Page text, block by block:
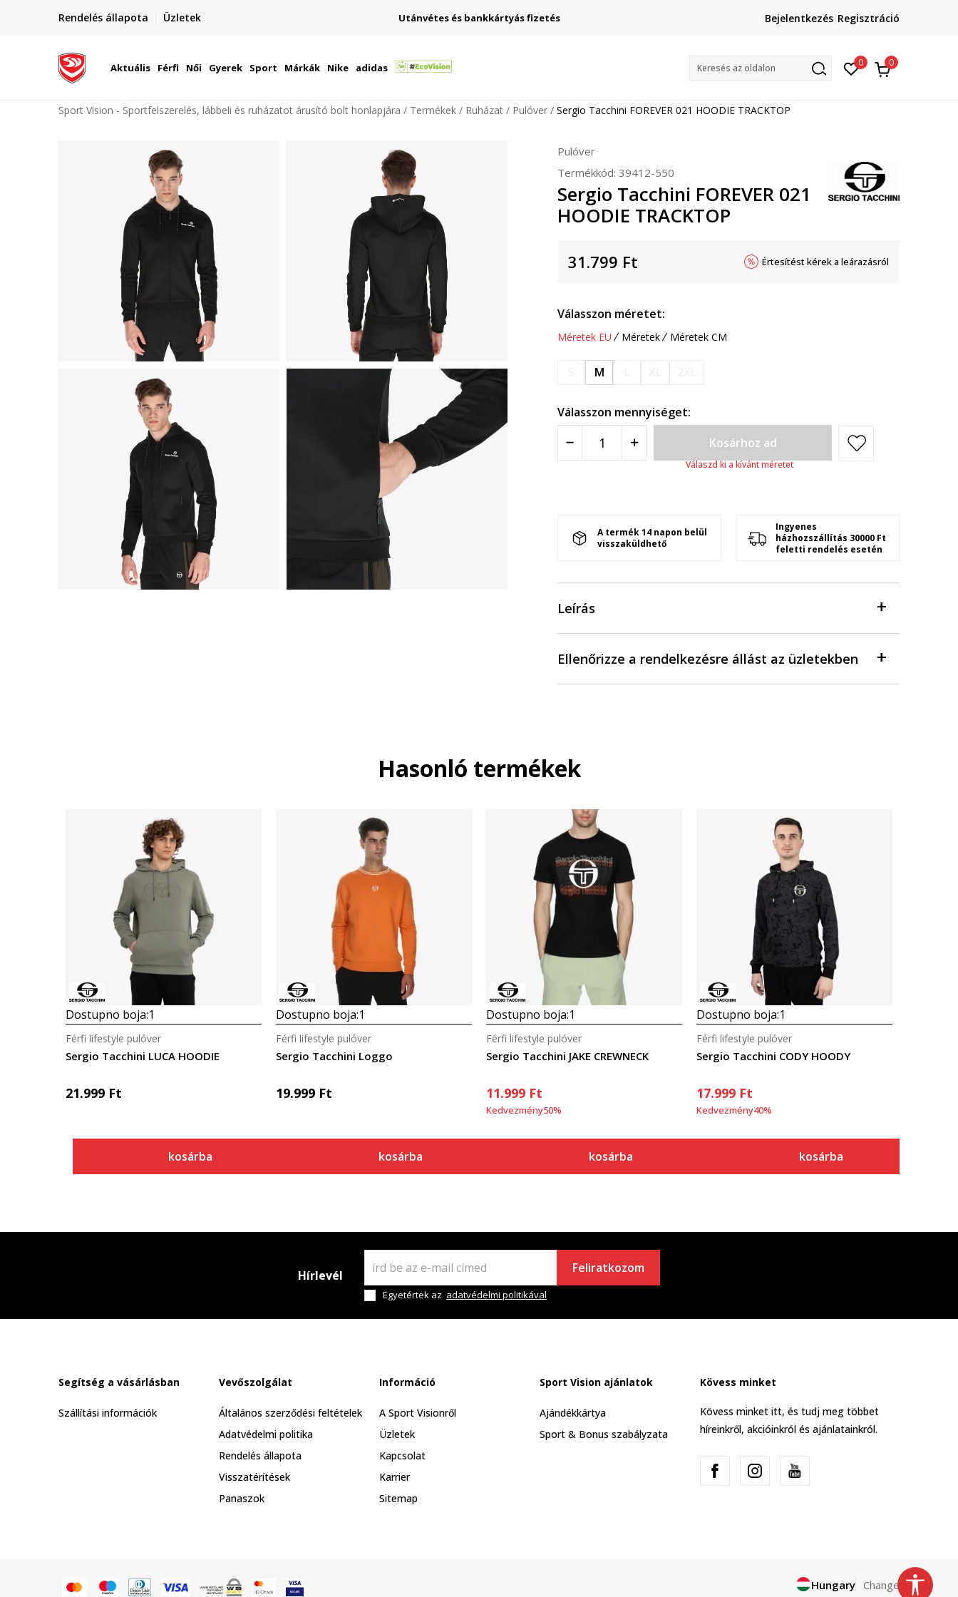
Rendelés állapota Üzletek
Szállítás Magyarország területén Utánvétes és bankkártyás fizetés
Lépj velünk kapcsolatba
online@sport-vision.huBejelentkezés Regisztráció
Aktuális Férfi Női Gyerek Sport Márkák Nike adidas Keresés az oldalon 0 0
Sport Vision - Sportfelszerelés, lábbeli és ruházatot árusító bolt honlapjára Termékek Ruházat Pulóver Sergio Tacchini FOREVER 021 HOODIE TRACKTOP
Pulóver
Termékkód: 39412-550
Sergio Tacchini FOREVER 021
HOODIE TRACKTOP
31.799 Ft Értesítést kérek a leárazásról
Válasszon méretet:
Méretek EU Méretek Méretek CM
M
Válasszon mennyiséget:
Kosárhoz ad
Válaszd ki a kívánt méretet
A termék 14 napon belül
visszaküldhető
Ingyenes
házhozszállítás 30000 Ft
feletti rendelés esetén
Leírás
Ellenőrizze a rendelkezésre állást az üzletekben
Hasonló termékek
Dostupno boja:1
Sergio Tacchini LUCA HOODIE
Férfi lifestyle pulóver
21.999 Ft
kosárba
Dostupno boja:1
Sergio Tacchini Loggo
Férfi lifestyle pulóver
19.999 Ft
kosárba
Dostupno boja:1
Sergio Tacchini JAKE CREWNECK
Férfi lifestyle pulóver
11.999 Ft
Kedvezmény50%
kosárba
Dostupno boja:1
Sergio Tacchini CODY HOODY
Férfi lifestyle pulóver
17.999 Ft
Kedvezmény40%
kosárba
Hírlevél Feliratkozom
Egyetértek az adatvédelmi politikával
Segítség a vásárlásban
Szállítási információk
Vevőszolgálat
Általános szerződési feltételek
Adatvédelmi politika
Rendelés állapota
Visszatérítések
Panaszok
Információ
A Sport Visionről
Üzletek
Kapcsolat
Karrier
Sitemap
Sport Vision ajánlatok
Ajándékkártya
Sport & Bonus szabályzata
Kövess minket
Kövess minket itt, és tudj meg többet
híreinkről, akcióinkról és ajánlatainkról.
Hungary Change